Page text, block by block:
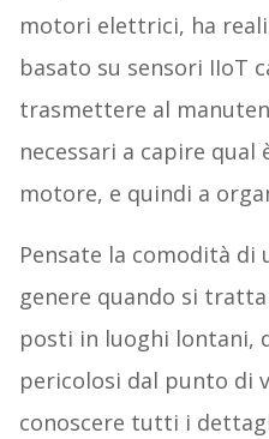
motori elettrici, ha
basato su sensori IIoT
trasmettere al
necessari a capire
motore, e quindi a
Pensate la comodità di
genere quando si
posti in luoghi lontani,
pericolosi dal punto di
conoscere tutti i